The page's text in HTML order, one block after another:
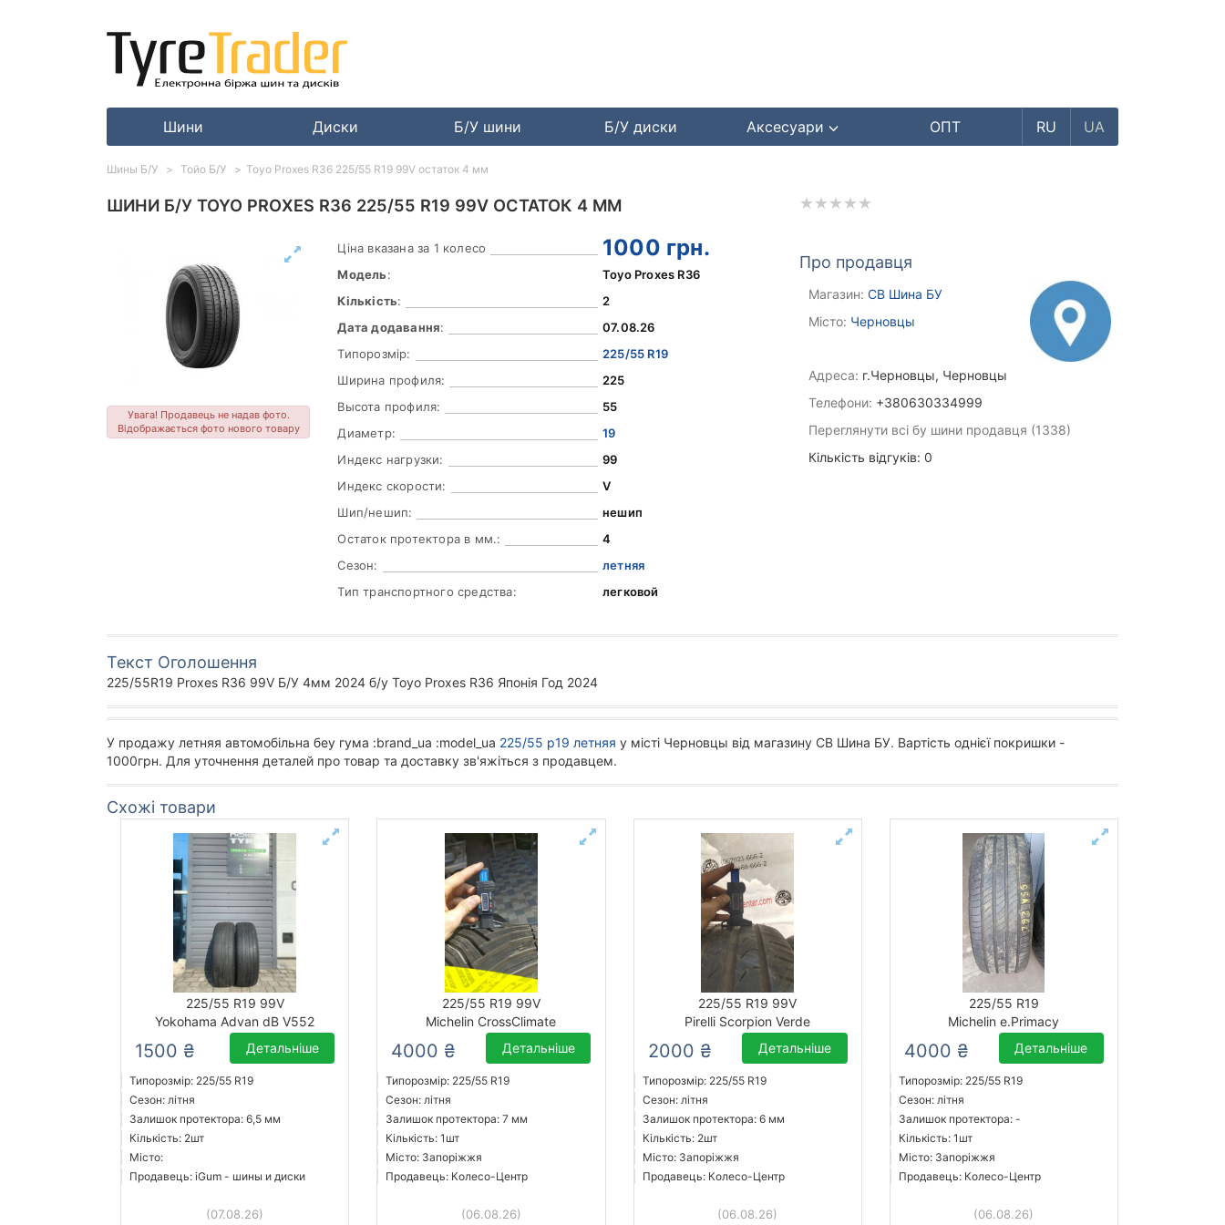
Шини Диски Б/У шини Б/У диски Аксесуари ОПТ RU UA
ШИНИ Б/У TOYO PROXES R36 225/55 R19 99V ОСТАТОК 4 ММ
Увага! Продавець не надав фото.
Відображається фото нового товару
Ціна вказана за 1 колесо 1000 грн.
Модель:
Toyo Proxes R36
Кількість:
2
Дата додавання:
07.08.26
Типорозмір:
225/55 R19
Ширина профиля:
225
Высота профиля:
55
Диаметр:
19
Индекс нагрузки:
99
Индекс скорости:
V
Шип/нешип:
нешип
Остаток протектора в мм.:
4
Сезон:
летняя
Тип транспортного средства:
легковой
Про продавця
Магазин: СВ Шина БУ
Місто: Черновцы
Адреса: г.Черновцы, Черновцы
Телефони: +380630334999
Переглянути всі бу шини продавця (1338)
Кількість відгуків: 0
Текст Оголошення
225/55R19 Proxes R36 99V Б/У 4мм 2024 б/у Toyo Proxes R36 Японія Год 2024
У продажу летняя автомобільна беу гума :brand_ua :model_ua 225/55 р19 летняя у місті Черновцы від магазину СВ Шина БУ. Вартість однієї покришки -
1000грн. Для уточнення деталей про товар та доставку зв'яжіться з продавцем.
Схожі товари
225/55 R19 99V
Yokohama Advan dB V552
1500 ₴ Детальніше
Типорозмір: 225/55 R19
Сезон: літня
Залишок протектора: 6,5 мм
Кількість: 2шт
Місто:
Продавець: iGum - шины и диски
(07.08.26)
225/55 R19 99V
Michelin CrossClimate
4000 ₴ Детальніше
Типорозмір: 225/55 R19
Сезон: літня
Залишок протектора: 7 мм
Кількість: 1шт
Місто: Запоріжжя
Продавець: Колесо-Центр
(06.08.26)
225/55 R19 99V
Pirelli Scorpion Verde
2000 ₴ Детальніше
Типорозмір: 225/55 R19
Сезон: літня
Залишок протектора: 6 мм
Кількість: 2шт
Місто: Запоріжжя
Продавець: Колесо-Центр
(06.08.26)
225/55 R19
Michelin e.Primacy
4000 ₴ Детальніше
Типорозмір: 225/55 R19
Сезон: літня
Залишок протектора: -
Кількість: 1шт
Місто: Запоріжжя
Продавець: Колесо-Центр
(06.08.26)
Шины Б/У Тойо Б/У Toyo Proxes R36 225/55 R19 99V остаток 4 мм